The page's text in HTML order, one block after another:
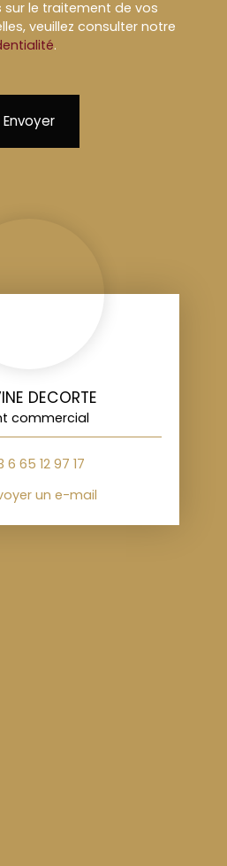
sur le traitement de vos
veuillez consulter notre
.
Envoyer
DECORTE
commercial
6 65 12 97 17
un e-mail